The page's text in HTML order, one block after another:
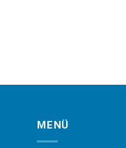
MENÜ